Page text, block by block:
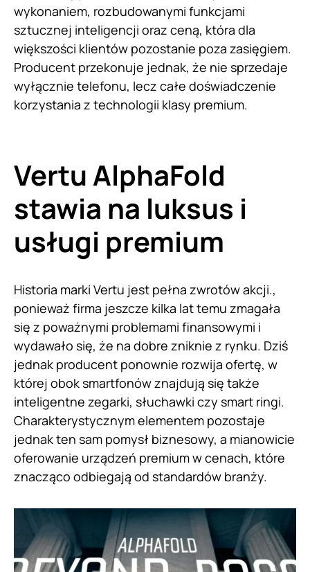
wykonaniem, rozbudowanymi funkcjami
sztucznej inteligencji oraz ceną, która dla
większości klientów pozostanie poza zasięgiem.
Producent przekonuje jednak, że nie sprzedaje
wyłącznie telefonu, lecz całe doświadczenie
korzystania z technologii klasy premium.
Vertu AlphaFold
stawia na luksus i
usługi premium
Historia marki Vertu jest pełna zwrotów akcji.,
ponieważ firma jeszcze kilka lat temu zmagała
się z poważnymi problemami finansowymi i
wydawało się, że na dobre zniknie z rynku. Dziś
jednak producent ponownie rozwija ofertę, w
której obok smartfonów znajdują się także
inteligentne zegarki, słuchawki czy smart ringi.
Charakterystycznym elementem pozostaje
jednak ten sam pomysł biznesowy, a mianowicie
oferowanie urządzeń premium w cenach, które
znacząco odbiegają od standardów branży.